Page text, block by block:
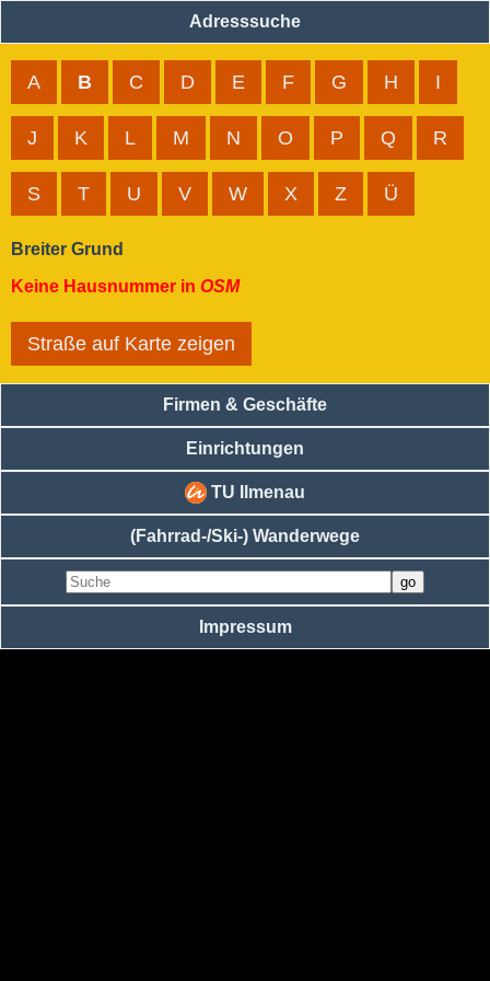
Adresssuche
A B C D E F G H I
J K L M N O P Q R
S T U V W X Z Ü
Breiter Grund
Keine Hausnummer in OSM
Straße auf Karte zeigen
Firmen & Geschäfte
Einrichtungen
TU Ilmenau
(Fahrrad-/Ski-) Wanderwege
Impressum